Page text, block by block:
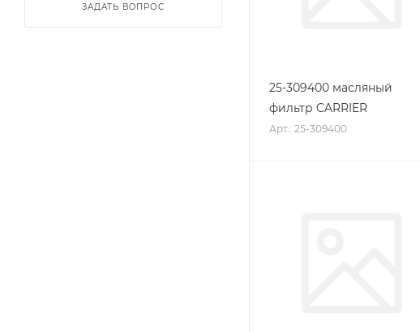
25-309400 масляный
фильтр CARRIER
Арт.: 25-309400
ЗАДАТЬ ВОПРОС